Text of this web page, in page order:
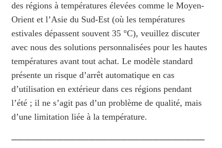
des régions à températures élevées comme le Moyen-
Orient et l’Asie du Sud-Est (où les températures
estivales dépassent souvent 35 °C), veuillez discuter
avec nous des solutions personnalisées pour les hautes
températures avant tout achat. Le modèle standard
présente un risque d’arrêt automatique en cas
d’utilisation en extérieur dans ces régions pendant
l’été ; il ne s’agit pas d’un problème de qualité, mais
d’une limitation liée à la température.
──────────────────────────────